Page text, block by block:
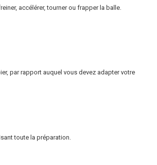
accélérer, tourner ou frapper la balle.
par rapport auquel vous devez adapter votre
toute la préparation.